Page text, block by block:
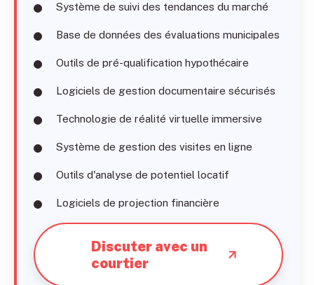
Système de suivi des tendances du marché
Base de données des évaluations municipales
Outils de pré-qualification hypothécaire
Logiciels de gestion documentaire sécurisés
Technologie de réalité virtuelle immersive
Système de gestion des visites en ligne
Outils d'analyse de potentiel locatif
Logiciels de projection financière
Discuter avec un
courtier